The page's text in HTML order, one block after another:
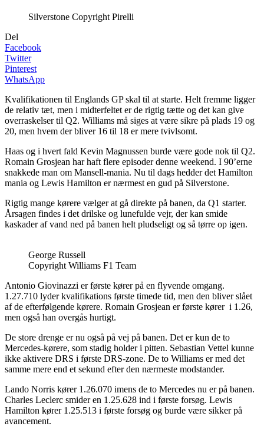
Silverstone Copyright Pirelli
Del
Facebook
Twitter
Pinterest
WhatsApp
Kvalifikationen til Englands GP skal til at starte. Helt fremme ligger
de relativ tæt, men i midterfeltet er de rigtig tætte og det kan give
overraskelser til Q2. Williams må siges at være sikre på plads 19 og
20, men hvem der bliver 16 til 18 er mere tvivlsomt.
Haas og i hvert fald Kevin Magnussen burde være gode nok til Q2.
Romain Grosjean har haft flere episoder denne weekend. I 90’erne
snakkede man om Mansell-mania. Nu til dags hedder det Hamilton
mania og Lewis Hamilton er nærmest en gud på Silverstone.
Rigtig mange kørere vælger at gå direkte på banen, da Q1 starter.
Årsagen findes i det drilske og lunefulde vejr, der kan smide
kaskader af vand ned på banen helt pludseligt og så tørre op igen.
George Russell
Copyright Williams F1 Team
Antonio Giovinazzi er første kører på en flyvende omgang.
1.27.710 lyder kvalifikations første timede tid, men den bliver slået
af de efterfølgende kørere. Romain Grosjean er første kører i 1.26,
men også han overgås hurtigt.
De store drenge er nu også på vej på banen. Det er kun de to
Mercedes-kørere, som stadig holder i pitten. Sebastian Vettel kunne
ikke aktivere DRS i første DRS-zone. De to Williams er med det
samme mere end et sekund efter den nærmeste modstander.
Lando Norris kører 1.26.070 imens de to Mercedes nu er på banen.
Charles Leclerc smider en 1.25.628 ind i første forsøg. Lewis
Hamilton kører 1.25.513 i første forsøg og burde være sikker på
avancement.